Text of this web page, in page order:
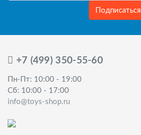
Подписаться
+7 (499) 350-55-60
Пн-Пт: 10:00 - 19:00
Сб: 10:00 - 17:00
info@toys-shop.ru